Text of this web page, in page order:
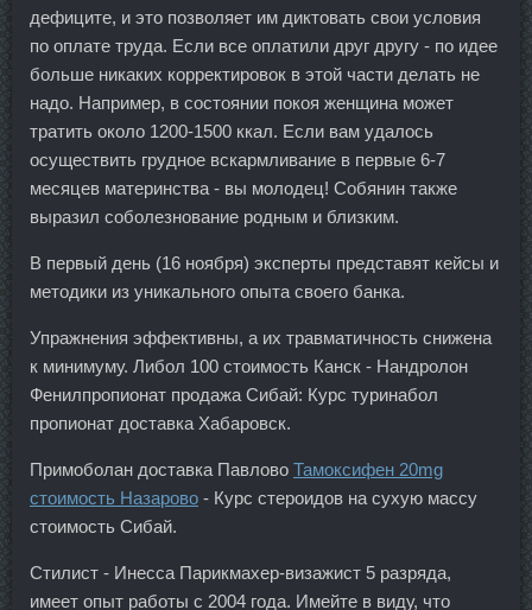
дефиците, и это позволяет им диктовать свои условия
по оплате труда. Если все оплатили друг другу - по идее
больше никаких корректировок в этой части делать не
надо. Например, в состоянии покоя женщина может
тратить около 1200-1500 ккал. Если вам удалось
осуществить грудное вскармливание в первые 6-7
месяцев материнства - вы молодец! Собянин также
выразил соболезнование родным и близким.
В первый день (16 ноября) эксперты представят кейсы и
методики из уникального опыта своего банка.
Упражнения эффективны, а их травматичность снижена
к минимуму. Либол 100 стоимость Канск - Нандролон
Фенилпропионат продажа Сибай: Курс туринабол
пропионат доставка Хабаровск.
Примоболан доставка Павлово Тамоксифен 20mg
стоимость Назарово - Курс стероидов на сухую массу
стоимость Сибай.
Стилист - Инесса Парикмахер-визажист 5 разряда,
имеет опыт работы с 2004 года. Имейте в виду, что